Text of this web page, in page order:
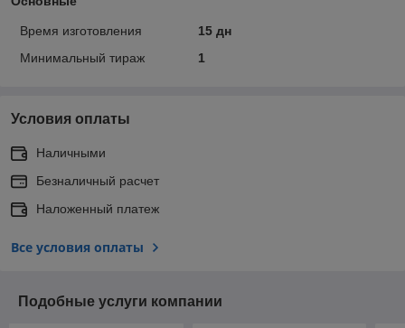
Время изготовления
15 дн
Минимальный тираж
1
Условия оплаты
Наличными
Безналичный расчет
Наложенный платеж
Все условия оплаты
Подобные услуги компании